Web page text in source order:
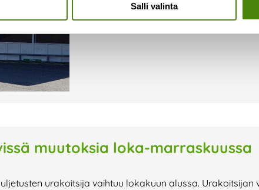
Salli valinta
Lue lisää »
muutoksia loka-marraskuussa
urakoitsija vaihtuu lokakuun alussa.